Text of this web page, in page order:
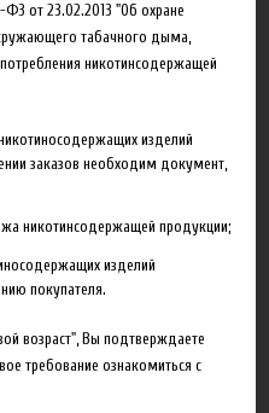
от 23.02.2013 "Об охране
табачного дыма,
никотинсодержащей
изделий
заказов необходим документ,
никотинсодержащей продукции;
изделий
покупателя.
возраст", Вы подтверждаете
требование ознакомиться с